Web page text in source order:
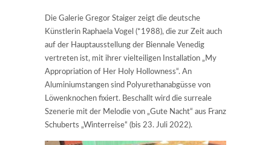
Die Galerie Gregor Staiger zeigt die deutsche
Künstlerin Raphaela Vogel (*1988), die zur Zeit auch
auf der Hauptausstellung der Biennale Venedig
vertreten ist, mit ihrer vielteiligen Installation „My
Appropriation of Her Holy Hollowness“. An
Aluminiumstangen sind Polyurethanabgüsse von
Löwenknochen fixiert. Beschallt wird die surreale
Szenerie mit der Melodie von „Gute Nacht“ aus Franz
Schuberts „Winterreise“ (bis 23. Juli 2022).